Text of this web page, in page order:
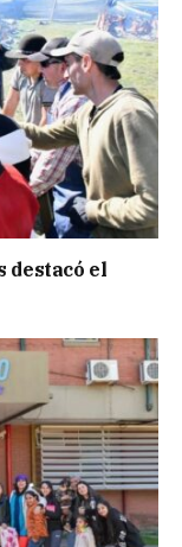
destacó el